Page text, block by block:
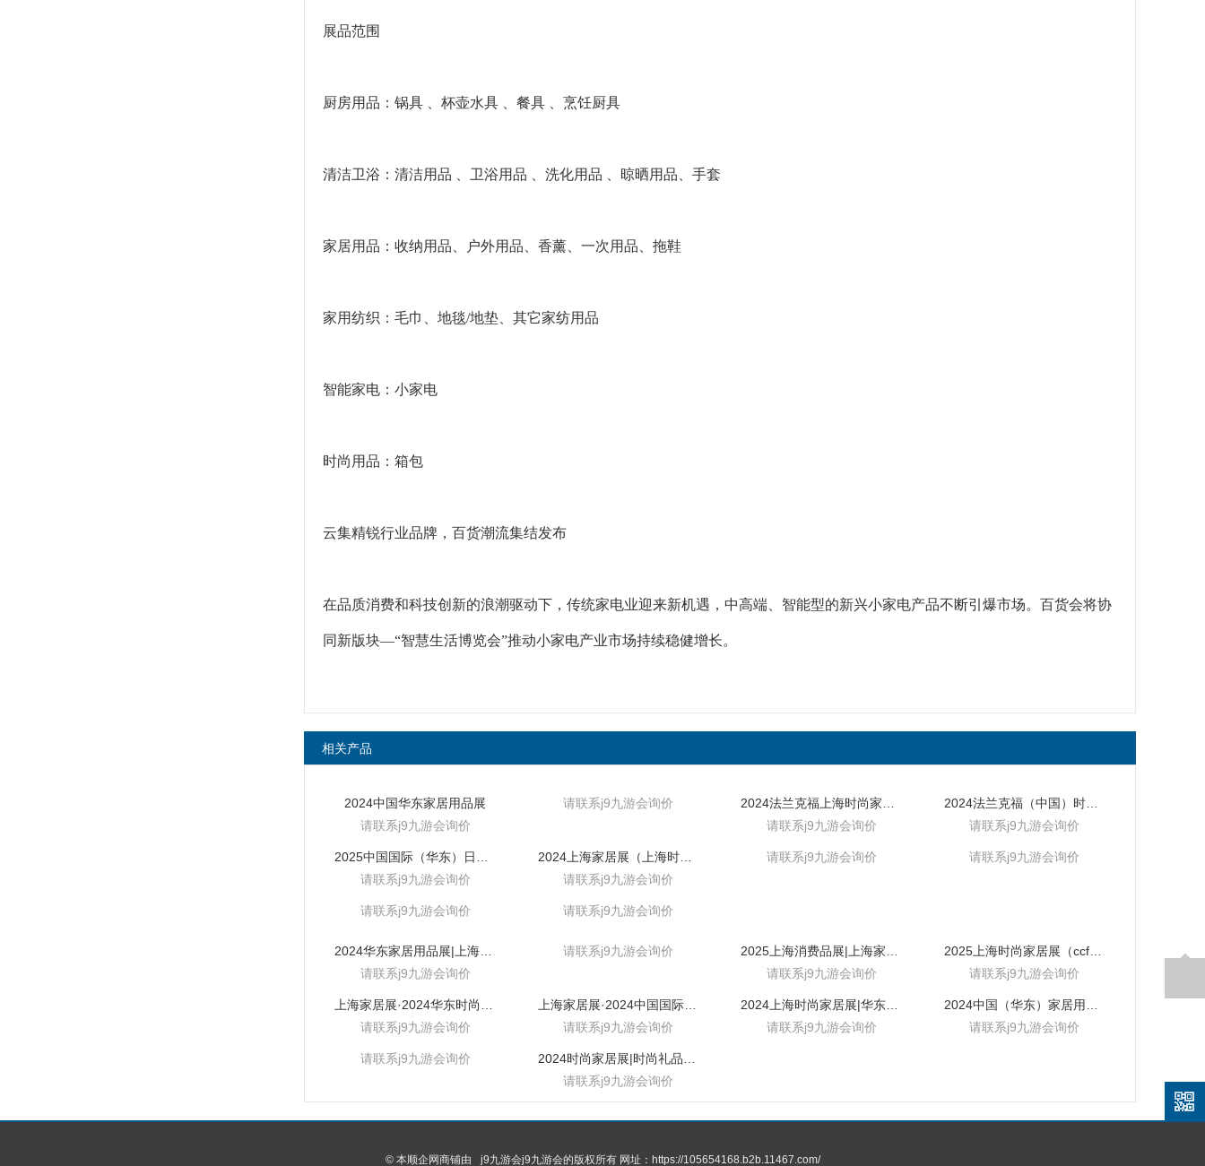
展品范围
厨房用品：锅具 、杯壶水具 、餐具 、烹饪厨具
清洁卫浴：清洁用品 、卫浴用品 、洗化用品 、晾晒用品、手套
家居用品：收纳用品、户外用品、香薰、一次用品、拖鞋
家用纺织：毛巾、地毯/地垫、其它家纺用品
智能家电：小家电
时尚用品：箱包
云集精锐行业品牌，百货潮流集结发布
在品质消费和科技创新的浪潮驱动下，传统家电业迎来新机遇，中高端、智能型的新兴小家电产品不断引爆市场。百货会将协
同新版块—“智慧生活博览会”推动小家电产业市场持续稳健增长。
相关产品
2024中国华东家居用品展
请联系j9九游会询价
请联系j9九游会询价
请联系j9九游会询价
2024法兰克福（中国）时尚家居用品展
请联系j9九游会询价
请联系j9九游会询价
2024上海家居展（上海时尚家居展）
请联系j9九游会询价
请联系j9九游会询价 请联系j9九游会询价
请联系j9九游会询价 请联系j9九游会询价
请联系j9九游会询价
请联系j9九游会询价
请联系j9九游会询价
2025上海时尚家居展（ccf家居展）
请联系j9九游会询价
请联系j9九游会询价
上海家居展·2024中国国际家居用品展
请联系j9九游会询价
请联系j9九游会询价
请联系j9九游会询价
请联系j9九游会询价
请联系j9九游会询价
© 本顺企网商铺由 j9九游会j9九游会的版权所有 网址：https://105654168.b2b.11467.com/